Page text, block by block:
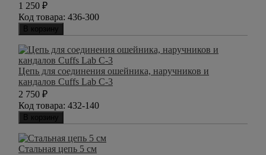
1 250 ₽
Код товара: 436-300
В корзину
Цепь для соединения ошейника, наручников и
кандалов Cuffs Lab C-3
2 750 ₽
Код товара: 432-140
В корзину
Стальная цепь 5 см